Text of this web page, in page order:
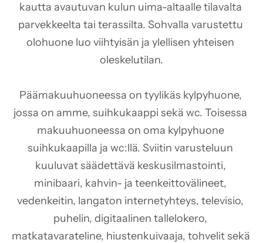
kautta avautuvan kulun uima-altaalle tilavalta
parvekkeelta tai terassilta. Sohvalla varustettu
olohuone luo viihtyisän ja ylellisen yhteisen
oleskelutilan.
Päämakuuhuoneessa on tyylikäs kylpyhuone,
jossa on amme, suihkukaappi sekä wc. Toisessa
makuuhuoneessa on oma kylpyhuone
suihkukaapilla ja wc:llä. Sviitin varusteluun
kuuluvat säädettävä keskusilmastointi,
minibaari, kahvin- ja teenkeittovälineet,
vedenkeitin, langaton internetyhteys, televisio,
puhelin, digitaalinen tallelokero,
matkatavarateline, hiustenkuivaaja, tohvelit sekä